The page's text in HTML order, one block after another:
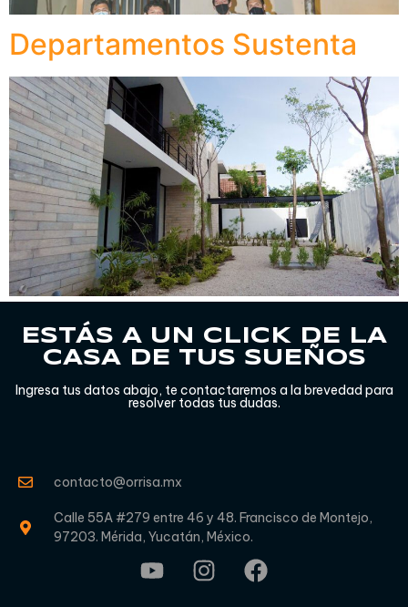
Departamentos Sustenta
ESTÁS A UN CLICK DE LA
CASA DE TUS SUEÑOS
Ingresa tus datos abajo, te contactaremos a la brevedad para
resolver todas tus dudas.
contacto@orrisa.mx
Calle 55A #279 entre 46 y 48. Francisco de Montejo,
97203. Mérida, Yucatán, México.